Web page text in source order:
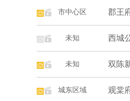
市中心区 郡王
未知 西城
未知 双陈
城东区域 观棠